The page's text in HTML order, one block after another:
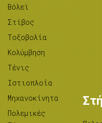
Βόλεϊ
Στίβος
Tοξοβολία
Κολύμβηση
Τένις
Ιστιοπλοΐα
Μηχανοκίνητα
Πολεμικές